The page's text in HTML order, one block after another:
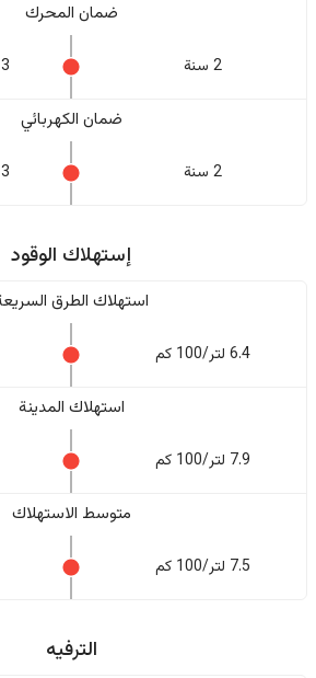
ضمان المحرك
2 سنة 3 سنوات/100,000 كم
ضمان الكهربائي
2 سنة 3 سنوات/100,000 كم
إستهلاك الوقود
استهلاك الطرق
6.4 لتر/100 كم
استهلاك المدينة
7.9 لتر/100 كم
متوسط الاستهلاك
7.5 لتر/100 كم
الترفيه